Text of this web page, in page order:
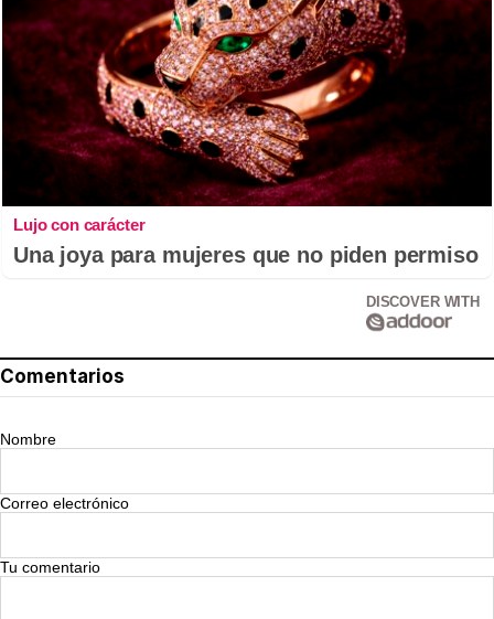
Lujo con carácter
Una joya para mujeres que no piden permiso
DISCOVER WITH
Comentarios
Nombre
Correo electrónico
Tu comentario